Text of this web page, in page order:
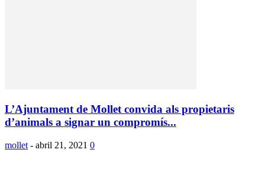
L’Ajuntament de Mollet convida als propietaris
d’animals a signar un compromís...
mollet - abril 21, 2021 0